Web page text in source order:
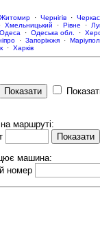
Житомир · Чернігів ·
Хмельницький · Рівне ·
Одеса · Одеська обл. ·
· Запоріжжя ·
· Харків
маршруті:
машина:
номер